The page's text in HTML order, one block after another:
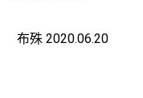
布殊 2020.06.20